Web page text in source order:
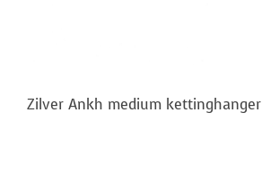
Zilver Ankh medium kettinghanger